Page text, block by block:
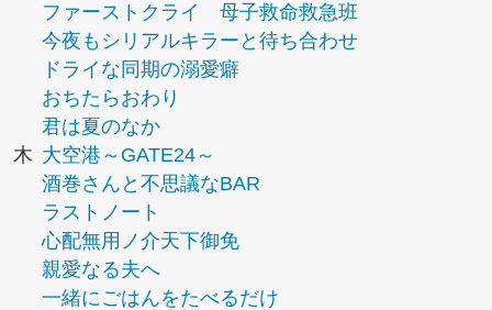
ファーストクライ 母子救命救急班
今夜もシリアルキラーと待ち合わせ
ドライな同期の溺愛癖
おちたらおわり
君は夏のなか
木 大空港～GATE24～
酒巻さんと不思議なBAR
ラストノート
心配無用ノ介天下御免
親愛なる夫へ
一緒にごはんをたべるだけ